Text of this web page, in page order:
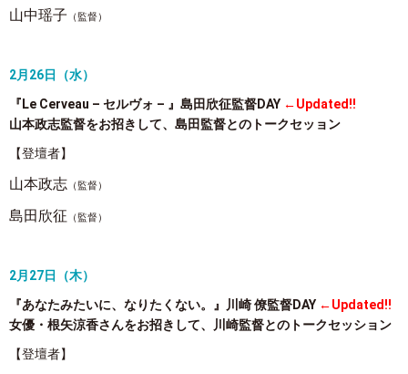
山中瑶子 （監督）
2月26日（水）
『Le Cerveau – セルヴォ – 』島田欣征監督DAY ←Updated!!
山本政志監督をお招きして、島田監督とのトークセッョン
【登壇者】
山本政志 （監督）
島田欣征 （監督）
2月27日（木）
『あなたみたいに、なりたくない。』川崎 僚監督DAY ←Updated!!
女優・根矢涼香さんをお招きして、川崎監督とのトークセッション
【登壇者】